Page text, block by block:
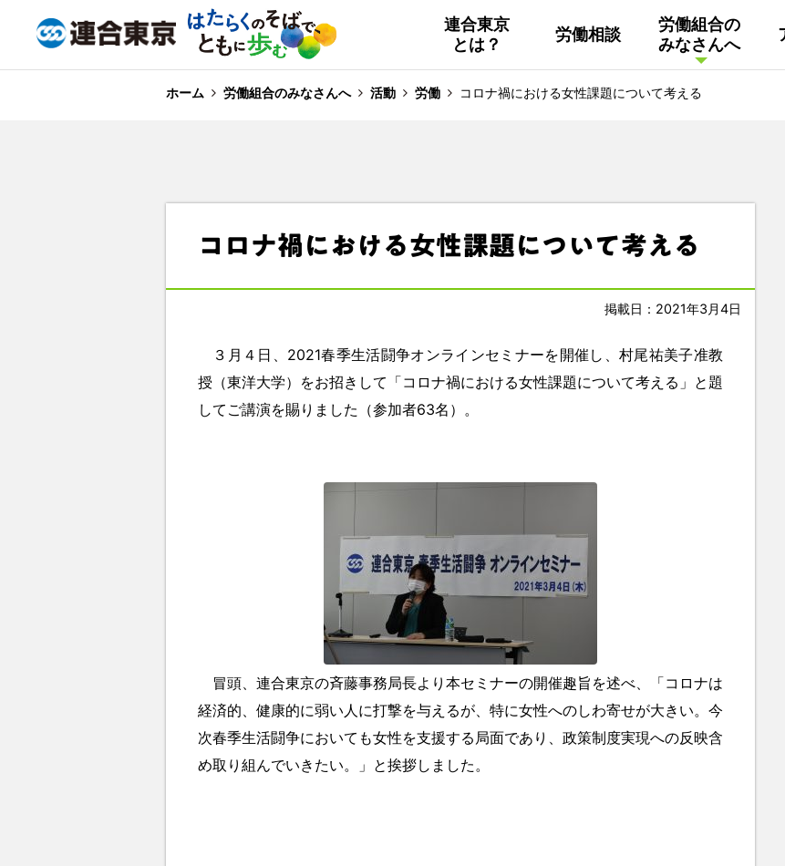
連合東京
とは？
組織概要
労働相談
労働組合の
みなさんへ
活動
東京NET ログイン
連合東京
Facebook
ホーム 労働組合のみなさんへ 活動 労働 コロナ禍における女性課題について考える
コロナ禍における女性課題について考える
掲載日：2021年3月4日
３月４日、 2021春季生活闘争オンラインセミナーを開催し、村尾祐美子准教
授（東洋大学）をお招きして「コロナ禍における女性課題について考える」と題
してご講演を賜りました（参加者63名）。
冒頭、連合東京の斉藤事務局長より本セミナーの開催趣旨を述べ、「コロナは
経済的、健康的に弱い人に打撃を与えるが、特に女性へのしわ寄せが大きい。今
次春季生活闘争においても女性を支援する局面であり、政策制度実現への反映含
め取り組んでいきたい。」と挨拶しました。